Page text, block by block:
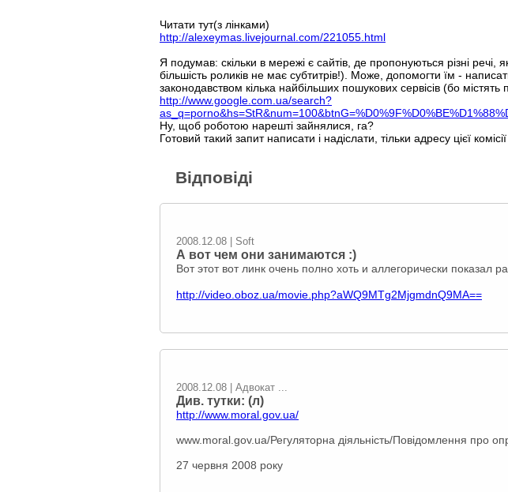
Читати тут(з лінками)
http://alexeymas.livejournal.com/221055.html
Я подумав: скільки в мережі є сайтів, де пропонуються різні
більшість роликів не має субтитрів!). Може, допомогти їм -
законодавством кілька найбільших пошукових сервісів (бо містять
http://www.google.com.ua/search?
Ну, щоб роботою нарешті зайнялися, га?
Готовий такий запит написати і надіслати, тільки адресу цієї
Відповіді
2008.12.08 | Soft
А вот чем они занимаются :)
Вот этот вот линк очень полно хоть и аллегорически показал
http://video.oboz.ua/movie.php?aWQ9MTg2MjgmdnQ9MA==
2008.12.08 | Адвокат ...
Див. тутки: (л)
http://www.moral.gov.ua/
www.moral.gov.ua/Регуляторна діяльність/Повідомлення про
27 червня 2008 року